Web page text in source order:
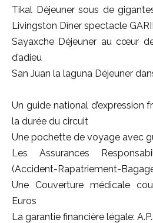
Tikal Déjeuner sous de
Livingston Dîner spectacle
Sayaxche Déjeuner au cœur
d’adieu
San Juan la laguna Déjeuner
Un guide national d’expression
la durée du circuit
Une pochette de voyage avec
Les Assurances
(Accident-Rapatriement-
Une Couverture médicale
Euros
La garantie financière légale: